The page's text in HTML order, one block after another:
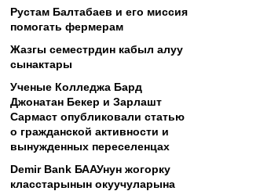
Рустам Балтабаев и его миссия
помогать фермерам
Жазгы семестрдин кабыл алуу
сынактары
Ученые Колледжа Бард
Джонатан Бекер и Зарлашт
Сармаст опубликовали статью
о гражданской активности и
вынужденных переселенцах
Demir Bank БААУнун жогорку
класстарынын окуучуларына